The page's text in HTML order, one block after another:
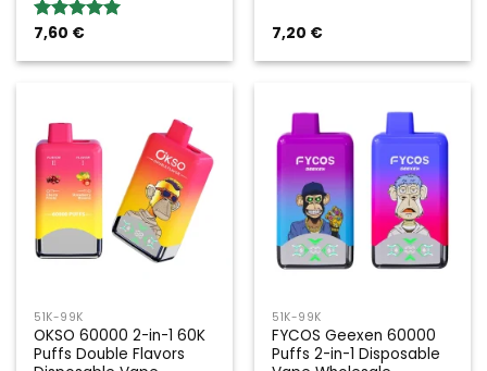
Rated5.00
7,60 € 7,20 €
51K-99K
OKSO 60000 2-in-1 60K
Puffs Double Flavors
51K-99K
FYCOS Geexen 60000
Puffs 2-in-1 Disposable